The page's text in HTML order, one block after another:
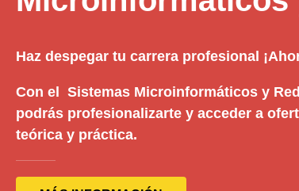
Haz despegar tu carrera profesional
Con el Sistemas Microinformáticos y
podrás profesionalizarte y acceder a
teórica y práctica.